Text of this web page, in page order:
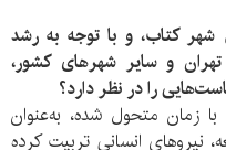
از تاسیس شهر کتاب، و با توجه به رشد
و سایر شهر‌های کشور،
را در نظر دارد؟
زمان متحول شده، به‌عنوان
نیرو‌های انسانی تربیت کرده